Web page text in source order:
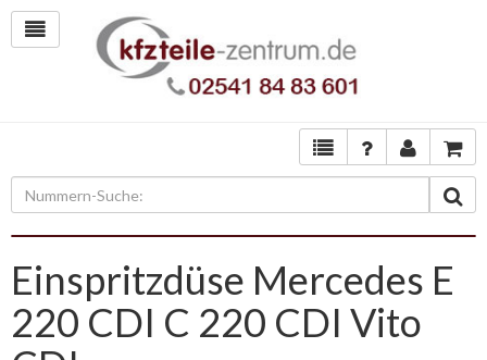
Einspritzdüse Mercedes E
220 CDI C 220 CDI Vito